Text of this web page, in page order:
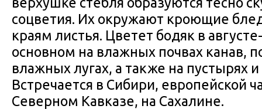
соцветия. Их окружают кроющие
краям листья. Цветет бодяк в
основном на влажных почвах канав,
влажных лугах, а также на пустырях
Встречается в Сибири, европейской
Северном Кавказе, на Сахалине.